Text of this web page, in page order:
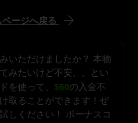
ージへ戻る
いただけましたか？ 本物
みたいけど不安、、とい
を使って、 $60の入金不
取ることができます！ぜ
しください！ ボーナスコ